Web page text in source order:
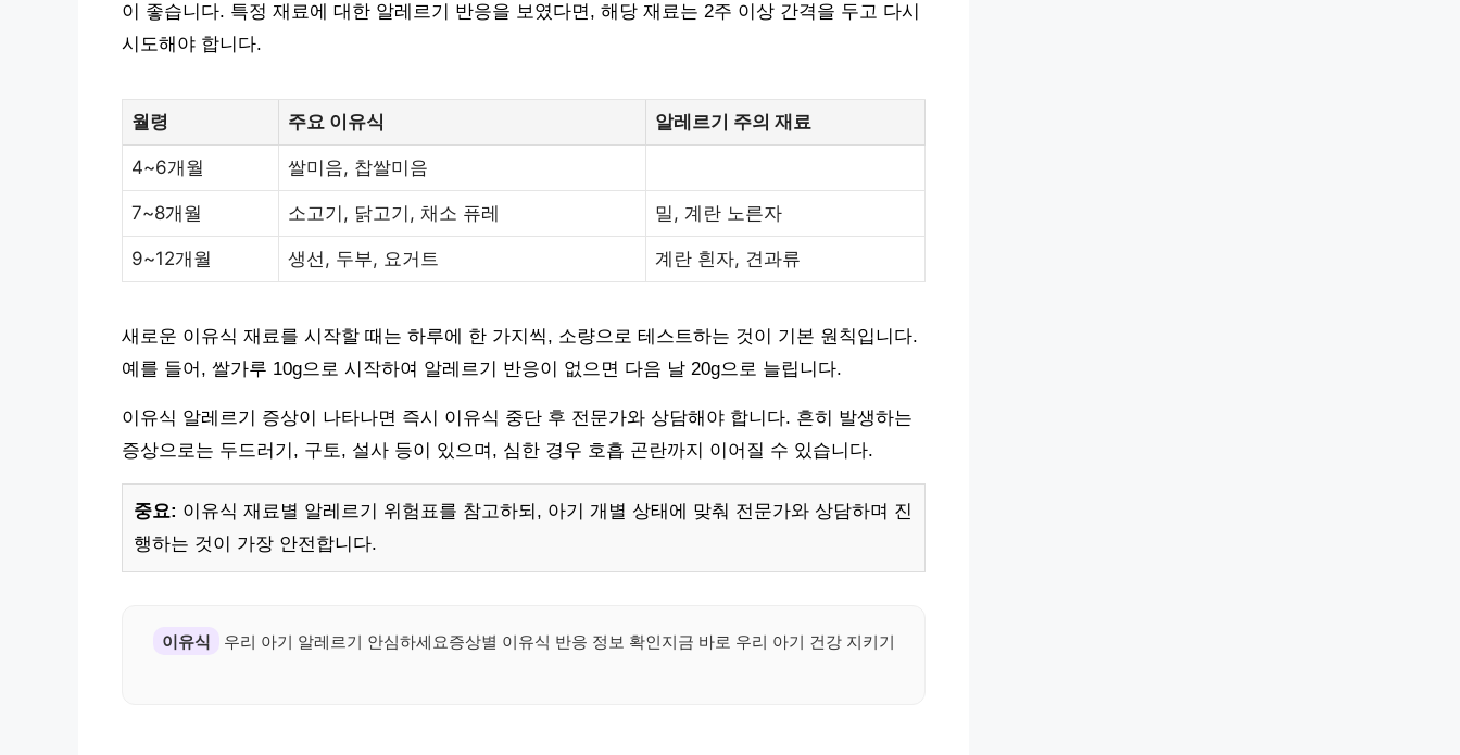
이 좋습니다. 특정 재료에 대한 알레르기 반응을 보였다면, 해당 재료는 2주 이상 간격을 두고 다시
시도해야 합니다.
월령 주요 이유식 알레르기 주의 재료
4~6개월 쌀미음, 찹쌀미음
7~8개월 소고기, 닭고기, 채소 퓨레 밀, 계란 노른자
9~12개월 생선, 두부, 요거트 계란 흰자, 견과류
새로운 이유식 재료를 시작할 때는 하루에 한 가지씩, 소량으로 테스트하는 것이 기본 원칙입니다.
예를 들어, 쌀가루 10g으로 시작하여 알레르기 반응이 없으면 다음 날 20g으로 늘립니다.
이유식 알레르기 증상이 나타나면 즉시 이유식 중단 후 전문가와 상담해야 합니다. 흔히 발생하는
증상으로는 두드러기, 구토, 설사 등이 있으며, 심한 경우 호흡 곤란까지 이어질 수 있습니다.
중요: 이유식 재료별 알레르기 위험표를 참고하되, 아기 개별 상태에 맞춰 전문가와 상담하며 진
행하는 것이 가장 안전합니다.
이유식 우리 아기 알레르기 안심하세요증상별 이유식 반응 정보 확인지금 바로 우리 아기 건강 지키기